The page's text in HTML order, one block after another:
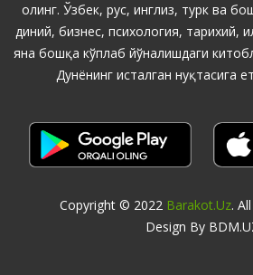
олинг. Ўзбек, рус, инглиз, турк ва
диний, бизнес, психология, тарихий,
яна бошқа кўплаб йўналишдаги
Дунёнинг исталган нуқтасига
Copyright © 2022 Barakot.uz.
Design By